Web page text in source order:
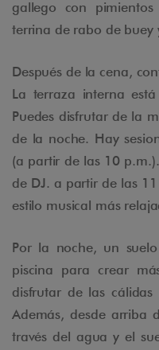
gallego con
terrina de rabo de buey
Después de la cena,
La terraza interna
Puedes disfrutar de la
de la noche. Hay
(a partir de las 10
de DJ. a partir de las
estilo musical más
Por la noche, un
piscina para crear
disfrutar de las
Además, desde arriba
través del agua y el